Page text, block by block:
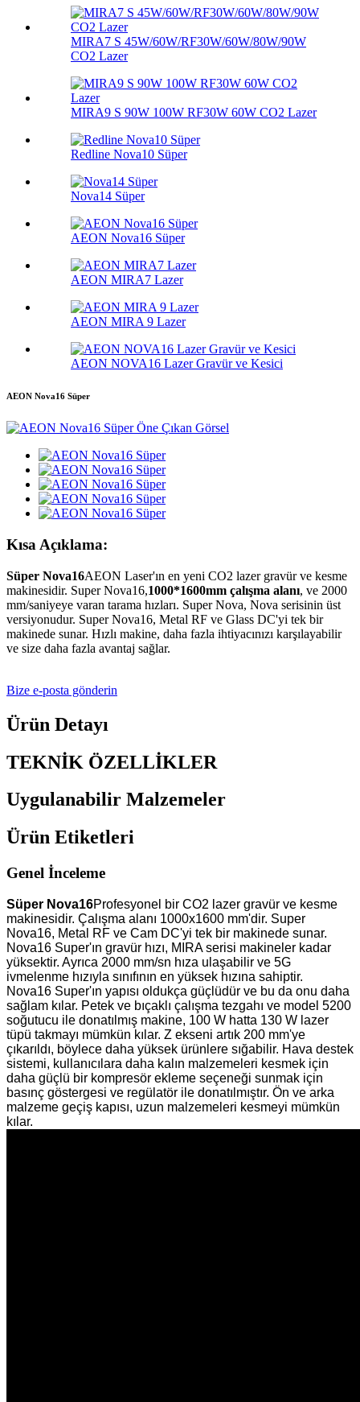
MIRA7 S 45W/60W/RF30W/60W/80W/90W
CO2 Lazer
MIRA9 S 90W 100W RF30W 60W CO2 Lazer
Redline Nova10 Süper
Nova14 Süper
AEON Nova16 Süper
AEON MIRA7 Lazer
AEON MIRA 9 Lazer
AEON NOVA16 Lazer Gravür ve Kesici
AEON Nova16 Süper
Kısa Açıklama:
Süper Nova16AEON Laser'ın en yeni CO2 lazer gravür ve kesme
makinesidir. Super Nova16,1000*1600mm çalışma alanı, ve 2000
mm/saniyeye varan tarama hızları. Super Nova, Nova serisinin üst
versiyonudur. Super Nova16, Metal RF ve Glass DC'yi tek bir
makinede sunar. Hızlı makine, daha fazla ihtiyacınızı karşılayabilir
ve size daha fazla avantaj sağlar.
Bize e-posta gönderin
Ürün Detayı
TEKNİK ÖZELLİKLER
Uygulanabilir Malzemeler
Ürün Etiketleri
Genel İnceleme
Süper Nova16Profesyonel bir CO2 lazer gravür ve kesme
makinesidir. Çalışma alanı 1000x1600 mm'dir. Super
Nova16, Metal RF ve Cam DC'yi tek bir makinede sunar.
Nova16 Super'ın gravür hızı, MIRA serisi makineler kadar
yüksektir. Ayrıca 2000 mm/sn hıza ulaşabilir ve 5G
ivmelenme hızıyla sınıfının en yüksek hızına sahiptir.
Nova16 Super'ın yapısı oldukça güçlüdür ve bu da onu daha
sağlam kılar. Petek ve bıçaklı çalışma tezgahı ve model 5200
soğutucu ile donatılmış makine, 100 W hatta 130 W lazer
tüpü takmayı mümkün kılar. Z ekseni artık 200 mm'ye
çıkarıldı, böylece daha yüksek ürünlere sığabilir. Hava destek
sistemi, kullanıcılara daha kalın malzemeleri kesmek için
daha güçlü bir kompresör ekleme seçeneği sunmak için
basınç göstergesi ve regülatör ile donatılmıştır. Ön ve arka
malzeme geçiş kapısı, uzun malzemeleri kesmeyi mümkün
kılar.